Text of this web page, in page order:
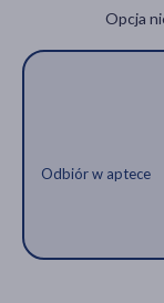
Opcja
Odbiór w aptece